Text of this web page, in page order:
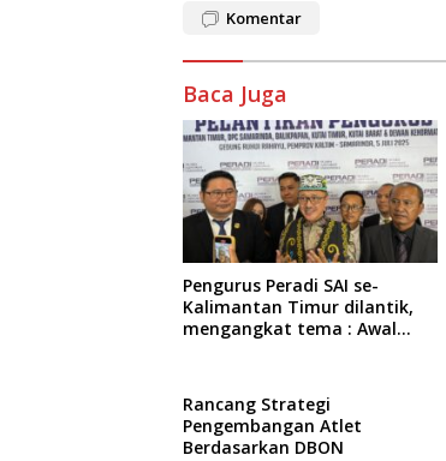
Komentar
Baca Juga
Pengurus Peradi SAI se-
Kalimantan Timur dilantik,
mengangkat tema : Awal
Rancang Strategi
Pengembangan Atlet
Berdasarkan DBON